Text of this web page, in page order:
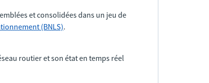
et consolidées dans un jeu de
(BNLS).
routier et son état en temps réel